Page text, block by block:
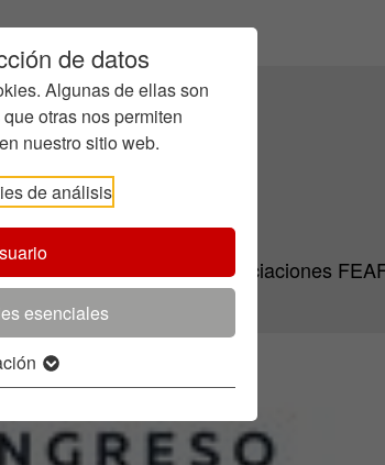
de datos
Algunas de ellas son
otras nos permiten
nuestro sitio web.
de análisis
esenciales
organizado por las asociaciones